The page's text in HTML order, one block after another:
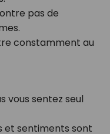
pas de
constamment au
vous sentez seul
et sentiments sont